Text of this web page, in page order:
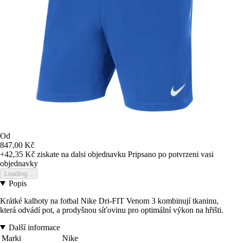
Od
847,00 Kč
+42,35 Kč ziskate na dalsi objednavku Pripsano po potvrzeni vasi
objednavky
Loading...
Popis
Krátké kalhoty na fotbal Nike Dri-FIT Venom 3 kombinují tkaninu,
která odvádí pot, a prodyšnou síťovinu pro optimální výkon na hřišti.
Další informace
Marki
Nike